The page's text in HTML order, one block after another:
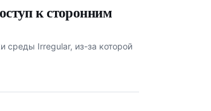
к сторонним
среды Irregular, из-за которой